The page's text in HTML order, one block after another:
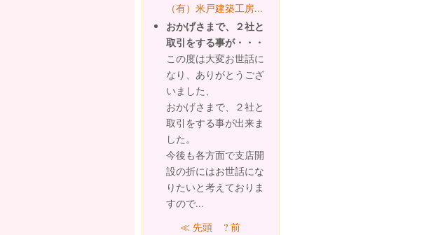
（有）米戸建築工房...
おかげさまで、２社と
取引をする事が・・・
この度は大変お世話に
なり、ありがとうござ
いました、
おかげさまで、２社と
取引をする事が出来ま
した。
今後も各方面で支店開
設の折にはお世話にな
りたいと考えておりま
すので...
ページ≪ 先頭
? 前